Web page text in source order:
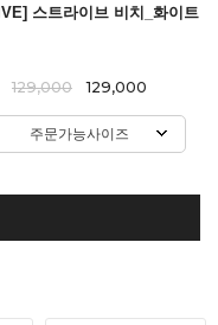
스트라이브 비치_화이트
129,000 129,000
주문가능사이즈